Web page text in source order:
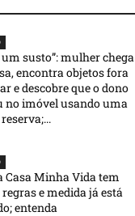
um susto”: mulher chega
encontra objetos fora
e descobre que o dono
no imóvel usando uma
Casa Minha Vida tem
e medida já está
entenda